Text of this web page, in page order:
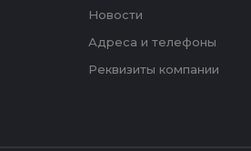
Новости
Адреса и телефоны
Реквизиты компании